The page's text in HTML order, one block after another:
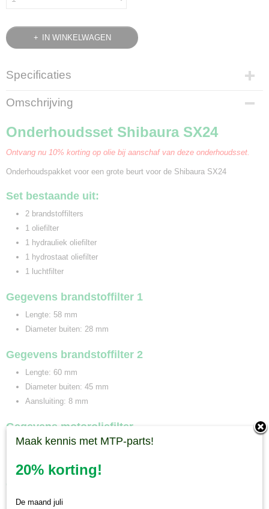
IN WINKELWAGEN
Specificaties
Bruto gewicht
1,50 Kg
Omschrijving
Onderhoudsset Shibaura SX24
Ontvang nu 10% korting op olie bij aanschaf van deze onderhoudsset.
Onderhoudspakket voor een grote beurt voor de Shibaura SX24
Set bestaande uit:
2 brandstoffilters
1 oliefilter
1 hydrauliek oliefilter
1 hydrostaat oliefilter
1 luchtfilter
Gegevens brandstoffilter 1
Lengte: 58 mm
Diameter buiten: 28 mm
Gegevens brandstoffilter 2
Lengte: 60 mm
Diameter buiten: 45 mm
Aansluiting: 8 mm
Gegevens motoroliefilter
Lengte: 80 mm
Hoogte: 135 mm
Maak kennis met MTP-parts!
20% korting!
De maand juli